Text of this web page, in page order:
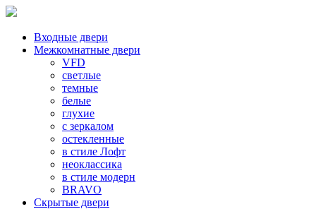
Входные двери
Межкомнатные двери
VFD
светлые
темные
белые
глухие
с зеркалом
остекленные
в стиле Лофт
неоклассика
в стиле модерн
BRAVO
Скрытые двери